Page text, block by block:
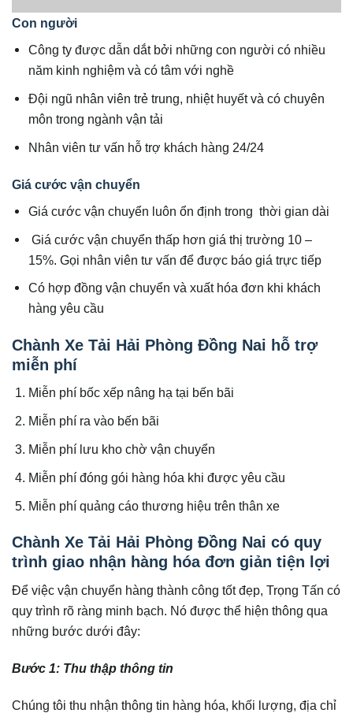
Con người
Công ty được dẫn dắt bởi những con người có nhiều
năm kinh nghiệm và có tâm với nghề
Đội ngũ nhân viên trẻ trung, nhiệt huyết và có chuyên
môn trong ngành vận tải
Nhân viên tư vấn hỗ trợ khách hàng 24/24
Giá cước vận chuyển
Giá cước vận chuyển luôn ổn định trong thời gian dài
Giá cước vận chuyển thấp hơn giá thị trường 10 –
15%. Gọi nhân viên tư vấn để được báo giá trực tiếp
Có hợp đồng vận chuyển và xuất hóa đơn khi khách
hàng yêu cầu
Chành Xe Tải Hải Phòng Đồng Nai hỗ trợ
miễn phí
Miễn phí bốc xếp nâng hạ tại bến bãi
Miễn phí ra vào bến bãi
Miễn phí lưu kho chờ vận chuyển
Miễn phí đóng gói hàng hóa khi được yêu cầu
Miễn phí quảng cáo thương hiệu trên thân xe
Chành Xe Tải Hải Phòng Đồng Nai có quy
trình giao nhận hàng hóa đơn giản tiện lợi
Để việc vận chuyển hàng thành công tốt đẹp, Trọng Tấn có
quy trình rõ ràng minh bạch. Nó được thể hiện thông qua
những bước dưới đây:
Bước 1: Thu thập thông tin
Chúng tôi thu nhận thông tin hàng hóa, khối lượng, địa chỉ